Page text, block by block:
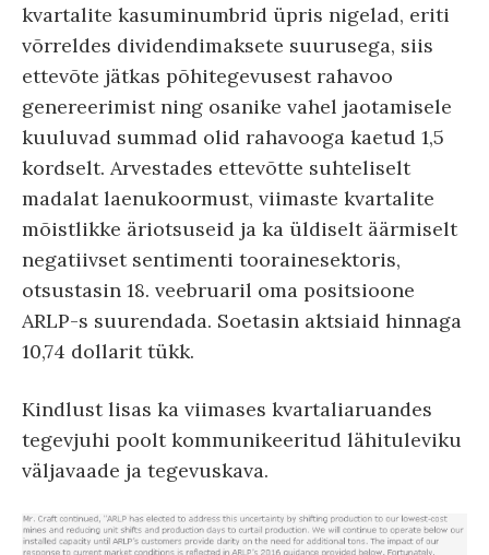
kvartalite kasuminumbrid üpris nigelad, eriti
võrreldes dividendimaksete suurusega, siis
ettevõte jätkas põhitegevusest rahavoo
genereerimist ning osanike vahel jaotamisele
kuuluvad summad olid rahavooga kaetud 1,5
kordselt. Arvestades ettevõtte suhteliselt
madalat laenukoormust, viimaste kvartalite
mõistlikke äriotsuseid ja ka üldiselt äärmiselt
negatiivset sentimenti toorainesektoris,
otsustasin 18. veebruaril oma positsioone
ARLP-s suurendada. Soetasin aktsiaid hinnaga
10,74 dollarit tükk.
Kindlust lisas ka viimases kvartaliaruandes
tegevjuhi poolt kommunikeeritud lähituleviku
väljavaade ja tegevuskava.